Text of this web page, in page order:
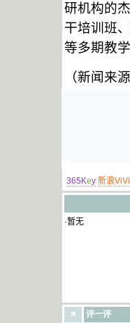
研机构的
干培训班
等多期教
（新闻来
365Key 新浪ViVi
·暂无
评一评